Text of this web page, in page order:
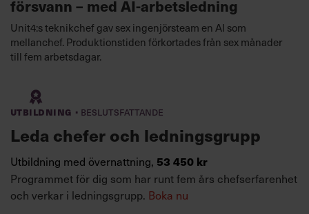
försvann – med AI-arbetsledning
Unit4:s teknikchef gav sex ingenjörsteam en AI som
mellanchef. Produktionstiden förkortades från sex månader
till fem arbetsdagar.
Utbildning · Beslutsfattande
Leda chefer och ledningsgrupp
Utbildning med övernattning, 53 450 kr
Programmet för dig som har runt fem års chefserfarenhet
och verkar i ledningsgrupp. Boka nu